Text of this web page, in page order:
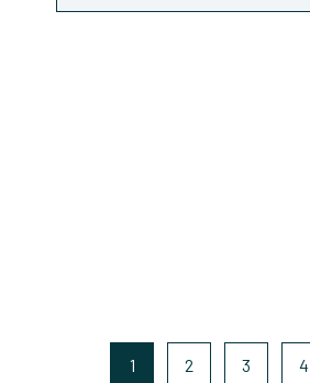
1 2 3 4